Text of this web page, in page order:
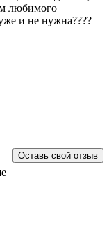
любимого
и не нужна????
Оставь свой отзыв